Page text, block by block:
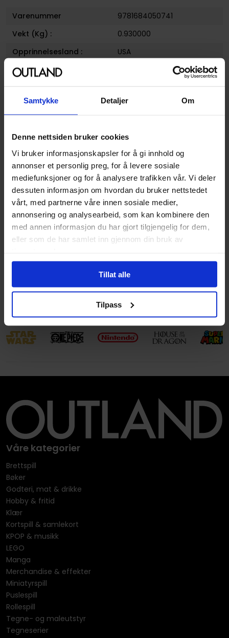
Samtykke Detaljer Om
Denne nettsiden bruker cookies
Vi bruker informasjonskapsler for å gi innhold og
annonser et personlig preg, for å levere sosiale
mediefunksjoner og for å analysere trafikken vår. Vi deler
dessuten informasjon om hvordan du bruker nettstedet
vårt, med partnerne våre innen sosiale medier,
annonsering og analysearbeid, som kan kombinere den
med annen informasjon du har gjort tilgjengelig for dem,
eller som de har samlet inn gjennom din bruk av
Tillat alle
Tilpass
Varenummer
9781684050741
Vekt (Kg) :
0.930000
Opprinnelsesland :
USA
Format
Forfattere
Chris Metzen Flint Dille
Sjanger
Science-Fiction
Illustratør
Livio Ramondelli
Antall Sider
336
Utgiver
IDW Publishing
Lanseringsdato
(dd.mm.yyyy)
23.01.2018
Aldersgruppe
Voksen
Engelsk
Leverandørstatus
Nytt forlag
Våre kategorier
Brettspill
Bøker
Godteri, mat & drikke
Hobby & fritid
Klær
Kortspill & samlekort
KPOP & musikk
LEGO
Manga
Merchandise & effekter
Miniatyrspill
Puslespill
Rollespill
Tegne- og maleutstyr
Tegneserier